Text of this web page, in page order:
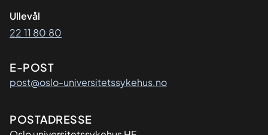
Ullevål
22 11 80 80
E-POST
post@oslo-universitetssykehus.no
Adresse
POSTADRESSE